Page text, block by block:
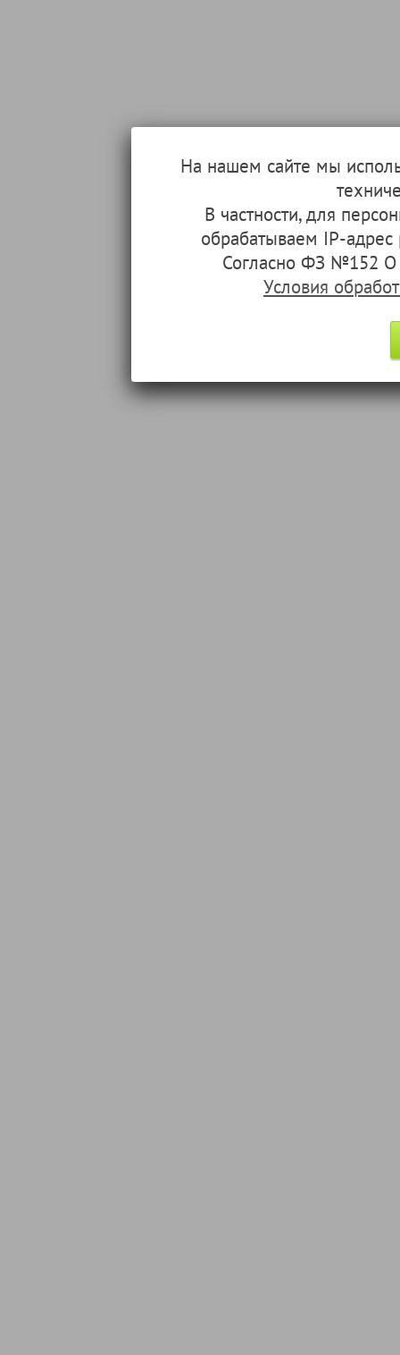
На нашем сайте мы
В частности, для
обрабатываем IP-
Согласно ФЗ №152 О
Условия